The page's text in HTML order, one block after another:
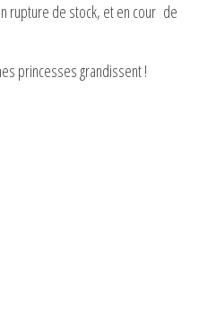
rupture de stock, et en cour de
princesses grandissent !